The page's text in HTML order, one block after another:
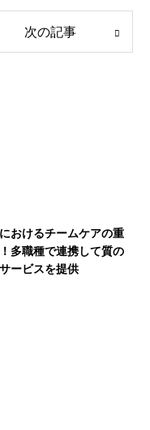
次の記事
おけるチームケアの重
多職種で連携して質の
ービスを提供